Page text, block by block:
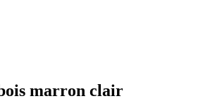
marron clair